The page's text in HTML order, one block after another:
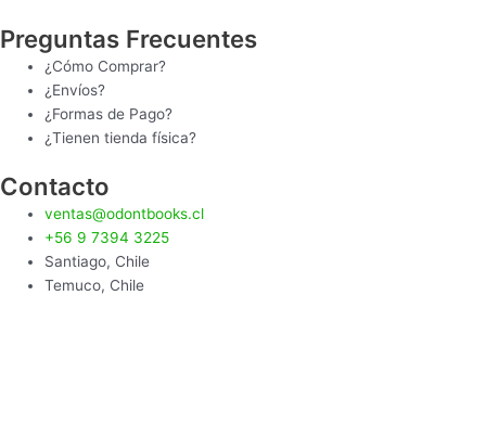
Preguntas Frecuentes
¿Cómo Comprar?
¿Envíos?
¿Formas de Pago?
¿Tienen tienda física?
Contacto
ventas@odontbooks.cl
+56 9 7394 3225
Santiago, Chile
Temuco, Chile